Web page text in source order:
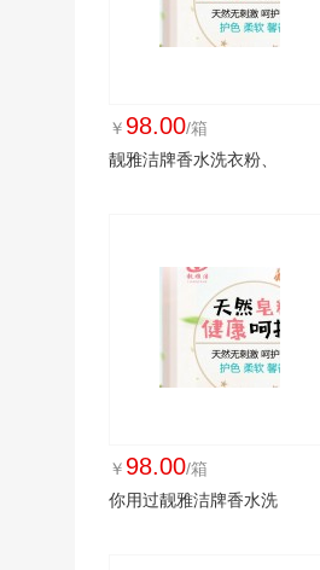
￥ 98.00/箱
靓雅洁牌香水洗衣粉、
￥ 98.00/箱
你用过靓雅洁牌香水洗